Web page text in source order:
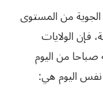
من المستوى
فإن الولايات
صباحا من اليوم
نفس اليوم هي: